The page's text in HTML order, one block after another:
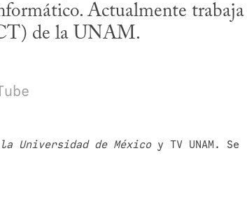
de la UNAM.
Universidad de México y TV UNAM. Se